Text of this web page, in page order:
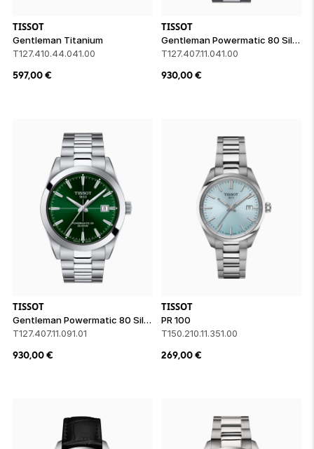
TISSOT
Gentleman Titanium
T127.410.44.041.00
597,00€
TISSOT
Gentleman Powermatic 80 Silicium
T127.407.11.041.00
930,00€
TISSOT
Gentleman Powermatic 80 Silicium
T127.407.11.091.01
930,00€
TISSOT
PR 100
T150.210.11.351.00
269,00€